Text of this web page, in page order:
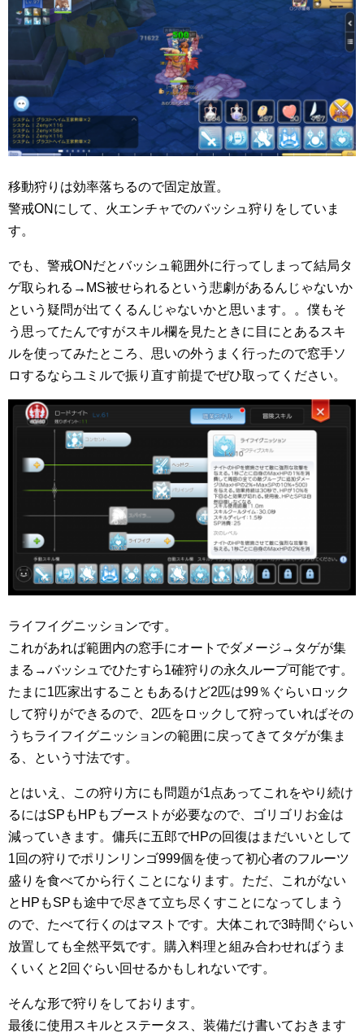
移動狩りは効率落ちるので固定放置。
警戒ONにして、火エンチャでのバッシュ狩りをしていま
す。
でも、警戒ONだとバッシュ範囲外に行ってしまって結局タ
ゲ取られる→MS被せられるという悲劇があるんじゃないか
という疑問が出てくるんじゃないかと思います。。僕もそ
う思ってたんですがスキル欄を見たときに目にとあるスキ
ルを使ってみたところ、思いの外うまく行ったので窓手ソ
ロするならユミルで振り直す前提でぜひ取ってください。
ライフイグニッションです。
これがあれば範囲内の窓手にオートでダメージ→タゲが集
まる→バッシュでひたすら1確狩りの永久ループ可能です。
たまに1匹家出することもあるけど2匹は99％ぐらいロック
して狩りができるので、2匹をロックして狩っていればその
うちライフイグニッションの範囲に戻ってきてタゲが集ま
る、という寸法です。
とはいえ、この狩り方にも問題が1点あってこれをやり続け
るにはSPもHPもブーストが必要なので、ゴリゴリお金は
減っていきます。傭兵に五郎でHPの回復はまだいいとして
1回の狩りでポリンリンゴ999個を使って初心者のフルーツ
盛りを食べてから行くことになります。ただ、これがない
とHPもSPも途中で尽きて立ち尽くすことになってしまう
ので、たべて行くのはマストです。大体これで3時間ぐらい
放置しても全然平気です。購入料理と組み合わせればうま
くいくと2回ぐらい回せるかもしれないです。
そんな形で狩りをしております。
最後に使用スキルとステータス、装備だけ書いておきます